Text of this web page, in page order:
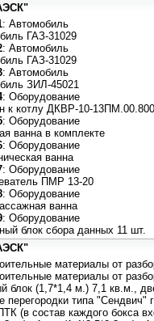
: Автомобиль
ГАЗ-31029
: Автомобиль
ГАЗ-31029
: Автомобиль
ЗИЛ-45021
: Оборудование
к котлу ДКВР-10-
: Оборудование
ванна в комплекте
: Оборудование
ванна
: Оборудование
ПМР 13-20
: Оборудование
ванна
: Оборудование
блок сбора данных 11 шт.
материалы от
материалы от
блок (1,7*1,4 м.) 7,1 кв.м.,
перегородки типа "Сендвич"
(в состав каждого бокса